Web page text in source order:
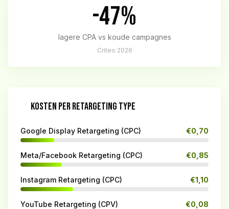
-47%
lagere CPA vs koude campagnes
Criteo 2026
KOSTEN PER RETARGETING TYPE
Google Display Retargeting (CPC) €0,70
Meta/Facebook Retargeting (CPC) €0,85
Instagram Retargeting (CPC) €1,10
YouTube Retargeting (CPV) €0,08